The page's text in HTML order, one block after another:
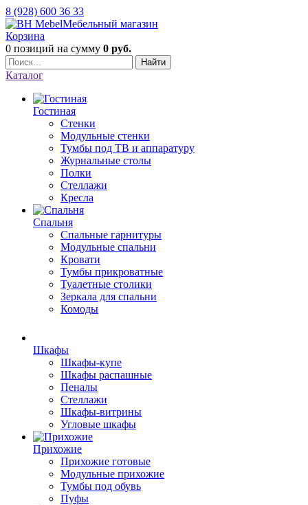
8 (928) 600 36 33
Мебельный магазин
Корзина
0 позиций на сумму 0 руб.
Найти
Каталог
Гостиная
Стенки
Модульные стенки
Тумбы под ТВ и аппаратуру
Журнальные столы
Полки
Стеллажи
Кресла
Спальня
Спальные гарнитуры
Модульные спальни
Кровати
Тумбы прикроватные
Туалетные столики
Зеркала для спальни
Комоды
Шкафы
Шкафы-купе
Шкафы распашные
Пеналы
Стеллажи
Шкафы-витрины
Угловые шкафы
Прихожие
Прихожие готовые
Модульные прихожие
Тумбы под обувь
Пуфы